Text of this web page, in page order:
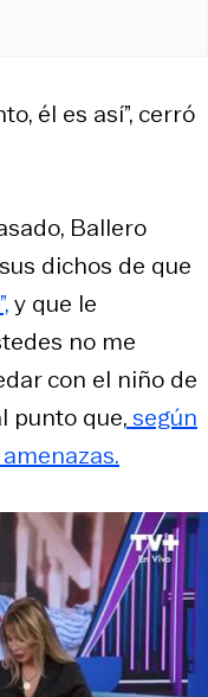
él es así”, cerró
Ballero
dichos de que
y que le
no me
con el niño de
punto que,según